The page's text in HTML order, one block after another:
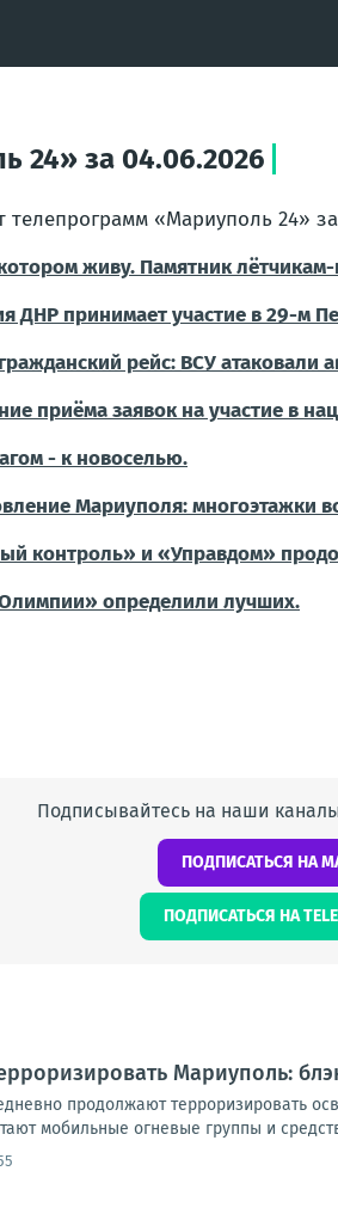
24» за 04.06.2026
телепрограмм «Мариуполь 24» за
живу. Памятник
ДНР принимает участие в 29-м
рейс: ВСУ атаковали
приёма заявок на участие в
- к новоселью.
Мариуполя: многоэтажки
контроль» и «Управдом»
определили лучших.
Подписывайтесь на наши
ПОДПИСАТЬСЯ НА
ПОДПИСАТЬСЯ НА
Мариуполь:
продолжают терроризировать
мобильные огневые группы и